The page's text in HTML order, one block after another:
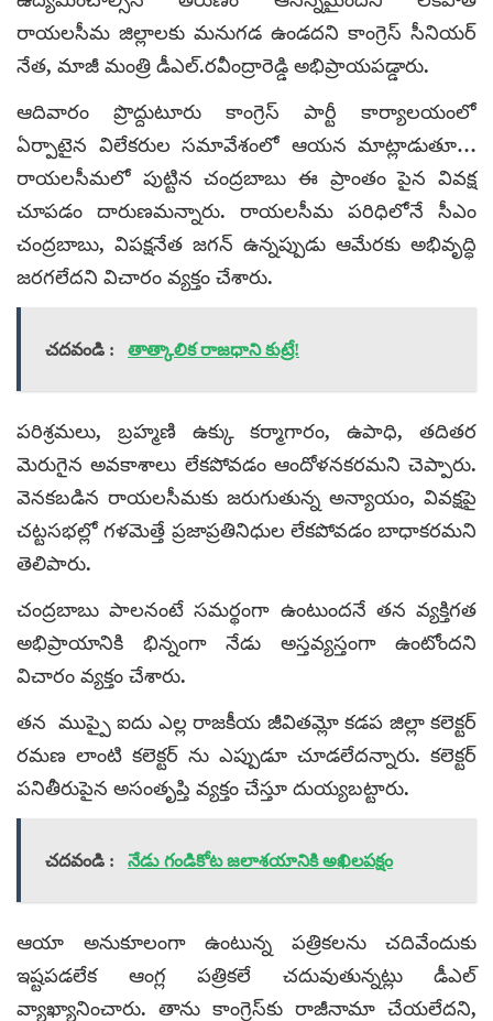
రాయలసీమ జిల్లాలకు మనుగడ ఉండదని కాంగ్రెస్ సీనియర్
నేత, మాజీ మంత్రి డీఎల్.రవీంద్రారెడ్డి అభిప్రాయపడ్డారు.
ఆదివారం ప్రొద్దుటూరు కాంగ్రెస్ పార్టీ కార్యాలయంలో
ఏర్పాటైన విలేకరుల సమావేశంలో ఆయన మాట్లాడుతూ…
రాయలసీమలో పుట్టిన చంద్రబాబు ఈ ప్రాంతం పైన వివక్ష
చూపడం దారుణమన్నారు. రాయలసీమ పరిధిలోనే సీఎం
చంద్రబాబు, విపక్షనేత జగన్ ఉన్నప్పుడు ఆమేరకు అభివృద్ధి
జరగలేదని విచారం వ్యక్తం చేశారు.
చదవండి : తాత్కాలిక రాజధాని కుట్రే!
పరిశ్రమలు, బ్రహ్మణి ఉక్కు కర్మాగారం, ఉపాధి, తదితర
మెరుగైన అవకాశాలు లేకపోవడం ఆందోళనకరమని చెప్పారు.
వెనకబడిన రాయలసీమకు జరుగుతున్న అన్యాయం, వివక్షపై
చట్టసభల్లో గళమెత్తే ప్రజాప్రతినిధుల లేకపోవడం బాధాకరమని
తెలిపారు.
చంద్రబాబు పాలనంటే సమర్థంగా ఉంటుందనే తన వ్యక్తిగత
అభిప్రాయానికి భిన్నంగా నేడు అస్తవ్యస్తంగా ఉంటోందని
విచారం వ్యక్తం చేశారు.
తన ముప్పై ఐదు ఎల్ల రాజకీయ జీవితమ్లో కడప జిల్లా కలెక్టర్
రమణ లాంటి కలెక్టర్ ను ఎప్పుడూ చూడలేదన్నారు. కలెక్టర్
పనితీరుపైన అసంతృప్తి వ్యక్తం చేస్తూ దుయ్యబట్టారు.
చదవండి : నేడు గండికోట జలాశయానికి అఖిలపక్షం
ఆయా అనుకూలంగా ఉంటున్న పత్రికలను చదివేందుకు
ఇష్టపడలేక ఆంగ్ల పత్రికలే చదువుతున్నట్లు డీఎల్
వ్యాఖ్యానించారు. తాను కాంగ్రెస్‌కు రాజీనామా చేయలేదని,